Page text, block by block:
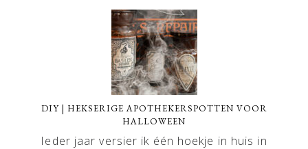
DIY | HEKSERIGE APOTHEKERSPOTTEN VOOR
HALLOWEEN
Ieder jaar versier ik één hoekje in huis in